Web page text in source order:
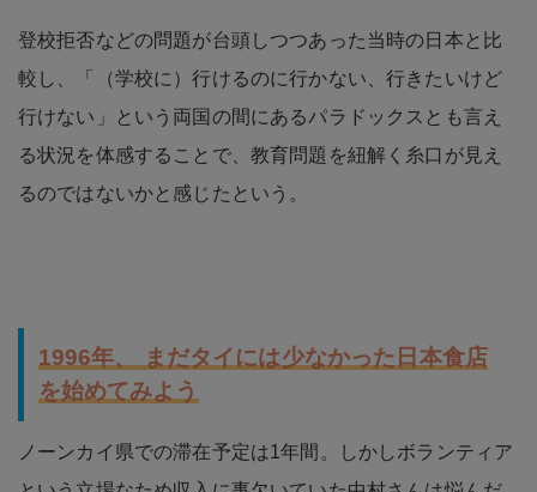
登校拒否などの問題が台頭しつつあった当時の日本と比
較し、「（学校に）行けるのに行かない、行きたいけど
行けない」という両国の間にあるパラドックスとも言え
る状況を体感することで、教育問題を紐解く糸口が見え
るのではないかと感じたという。
1996年、 まだタイには少なかった日本食店
を始めてみよう
ノーンカイ県での滞在予定は1年間。しかしボランティア